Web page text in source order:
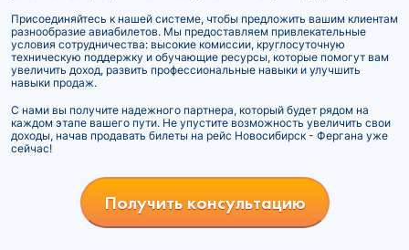
Присоединяйтесь к нашей системе, чтобы предложить вашим клиентам
разнообразие авиабилетов. Мы предоставляем привлекательные
условия сотрудничества: высокие комиссии, круглосуточную
техническую поддержку и обучающие ресурсы, которые помогут вам
увеличить доход, развить профессиональные навыки и улучшить
навыки продаж.
С нами вы получите надежного партнера, который будет рядом на
каждом этапе вашего пути. Не упустите возможность увеличить свои
доходы, начав продавать билеты на рейс Новосибирск - Фергана уже
сейчас!
Получить консультацию